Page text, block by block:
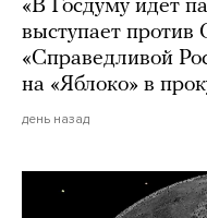
«В Госдуму идет
выступает против
«Справедливой
на «Яблоко» в
день назад